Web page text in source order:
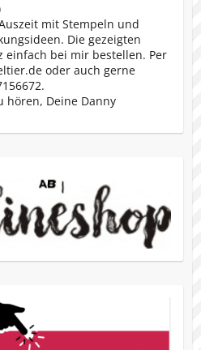
mit Stempeln und
Die gezeigten
einfach bei mir bestellen. Per
oder auch gerne
hören, Deine Danny